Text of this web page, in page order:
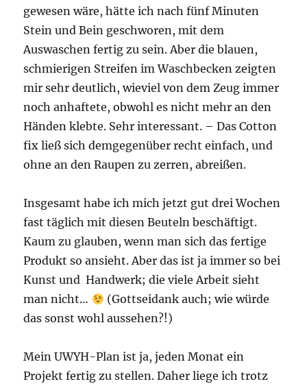
gewesen wäre, hätte ich nach fünf Minuten
Stein und Bein geschworen, mit dem
Auswaschen fertig zu sein. Aber die blauen,
schmierigen Streifen im Waschbecken zeigten
mir sehr deutlich, wieviel von dem Zeug immer
noch anhaftete, obwohl es nicht mehr an den
Händen klebte. Sehr interessant. – Das Cotton
fix ließ sich demgegenüber recht einfach, und
ohne an den Raupen zu zerren, abreißen.
Insgesamt habe ich mich jetzt gut drei Wochen
fast täglich mit diesen Beuteln beschäftigt.
Kaum zu glauben, wenn man sich das fertige
Produkt so ansieht. Aber das ist ja immer so bei
Kunst und Handwerk; die viele Arbeit sieht
man nicht…
(Gottseidank auch; wie würde
das sonst wohl aussehen?!)
Mein UWYH-Plan ist ja, jeden Monat ein
Projekt fertig zu stellen. Daher liege ich trotz